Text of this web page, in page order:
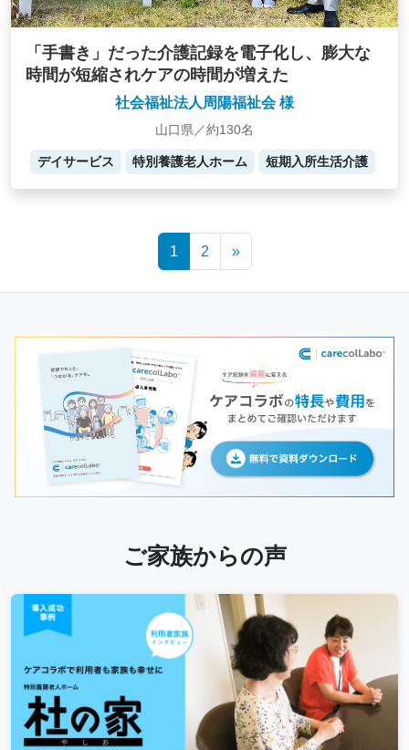
「手書き」だった介護記録を電子化し、膨大な
時間が短縮されケアの時間が増えた
社会福祉法人周陽福祉会 様
山口県／約130名
デイサービス 特別養護老人ホーム 短期入所生活介護
1 2 »
ご家族からの声